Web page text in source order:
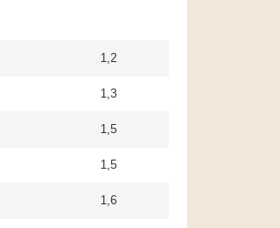
1,2
1,3
1,5
1,5
1,6